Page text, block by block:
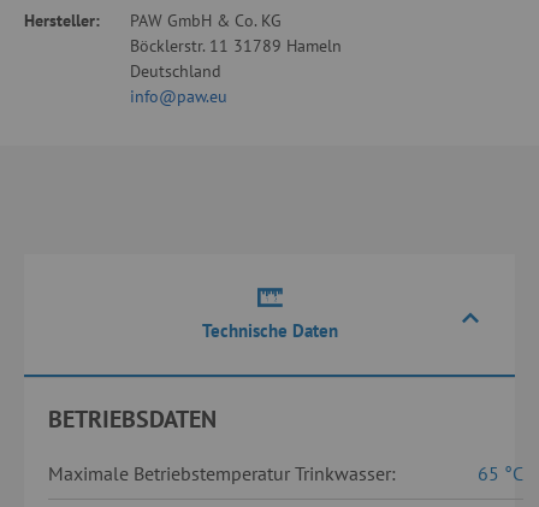
Hersteller:
PAW GmbH & Co. KG
Böcklerstr. 11 31789 Hameln
Deutschland
info@paw.eu
Technische Daten
BETRIEBSDATEN
Maximale Betriebstemperatur Trinkwasser: 65 °C